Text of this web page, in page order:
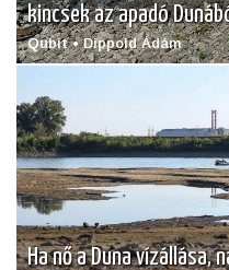
kincsek az apadó
Qubit • Dippold Ádám
Ha nő a Duna vízállása,